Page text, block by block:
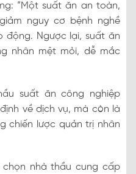
“Một suất ăn an toàn,
nguy cơ bệnh nghề
động. Ngược lại, suất ăn
nhân mệt mỏi, dễ mắc
suất ăn công nghiệp
về dịch vụ, mà còn là
chiến lược quản trị nhân
chọn nhà thầu cung cấp